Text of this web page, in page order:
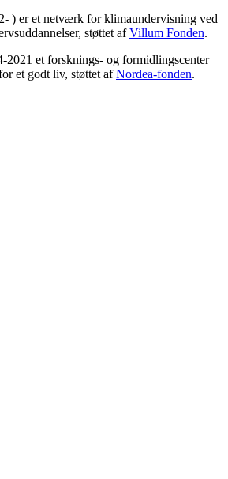
) er et netværk for klimaundervisning ved
støttet afVillum Fonden.
2021 et forsknings- og formidlingscenter
et godt liv, støttet afNordea-fonden.